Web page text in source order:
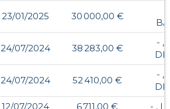
23/01/2025 30 000,00 €
24/07/2024 38 283,00 €
- ,
24/07/2024 52 410,00 €
- ,
12/07/2024 6 711,00 €
- ,